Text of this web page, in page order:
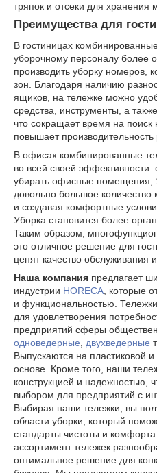
тряпок и отсеки для хранения
Преимущества для
В гостиницах
уборочному персоналу более
производить уборку номеров,
зон. Благодаря наличию
ящиков, на тележке можно
средства, инструменты, а
что сокращает время на
повышает производительность
В офисах комбинированные
во всей своей эффективности:
убирать офисные
довольно большое
и создавая комфортные
Уборка становится более
Таким образом,
это отличное решение для
ценят качество обслуживания
Наша компания предлагает
индустрии HORECA , которые
и функциональностью.
для удовлетворения
предприятий сферы
одноведерные
двухведерные
Выпускаются на пластиковой
основе. Кроме того, наши
конструкцией и надежностью,
выбором для предприятий с
Выбирая наши тележки, вы
области уборки, который
стандарты чистоты и
ассортимент тележек
оптимальное решение для